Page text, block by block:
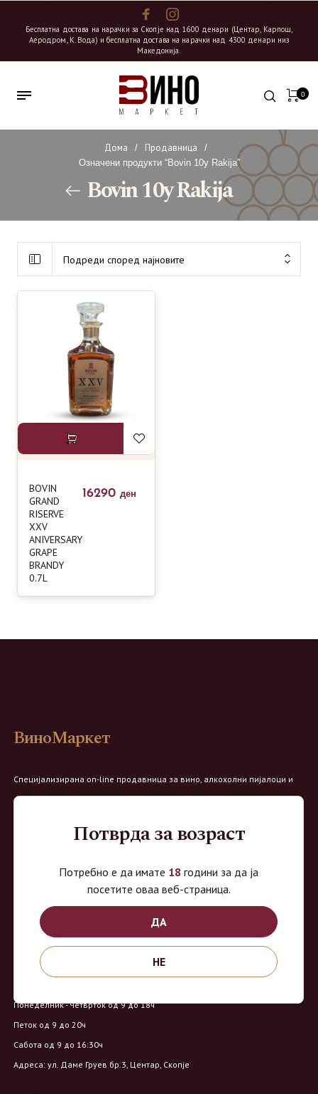
Бесплатна достава на нарачки за Скопје над 1600 денари (Центар, Карпош,
Аеродром, К. Вода) и бесплатна достава на нарачки над 4300 денари низ
Македонија.
0
Дома / Продавница
/
Означени продукти “Bovin 10y Rakija”
Bovin 10y Rakija
Подреди според најновите
BOVIN
GRAND
RISERVE
XXV
ANIVERSARY
GRAPE
BRANDY
0.7L
16290 ден
ВиноМаркет
Специјализирана on-line продавница за вино, алкохолни пијалоци и
акцесоари. Нудиме широк избор на различни сорти на вино од
Овозможено од:
Продавница на Вино Маркет:
Понеделник - Четврток од 9 до 18ч
Петок од 9 до 20ч
Сабота од 9 до 16:30ч
Адреса: ул. Даме Груев бр.3, Центар, Скопје
Потврда за возраст
Потребно е да имате 18 години за да ја
посетите оваа веб-страница.
ДА
НЕ